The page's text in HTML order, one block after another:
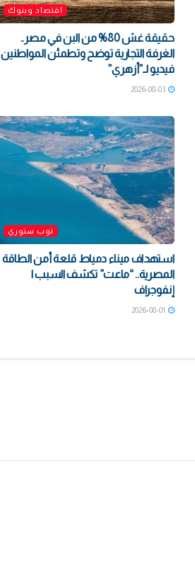
اقتصاد وبنوك
حقيقة غش 80% من البن في مصر..
الغرفة التجارية توضح وتطمئن المواطنين |
فيديو لـ”أزهري”
2026-08-03
توب ستوري
استهداف ميناء دمياط قلعة أمن الطاقة
المصرية.. “ماعت” تكشف السبب |
إنفوجراف